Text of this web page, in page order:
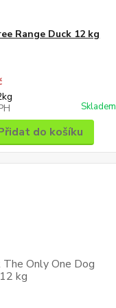
Range Duck 12 kg
Skladem
do košíku